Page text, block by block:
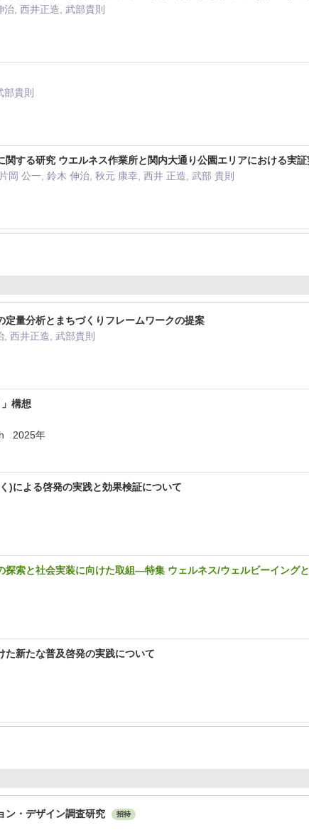
, 西井正造, 武部貴則
貴則
する研究 ウエルネス作業所と関内大通り公園エリアにおける実証
公一, 鈴木 伸治, 秋元 康幸, 西井 正造, 武部 貴則
量分析とまちづくりフレームワークの提案
西井正造, 武部貴則
構想
2025年
)による啓発の実践と効果検証について
索と社会実装に向けた取組—特集 ウェルネス/ウェルビーイング
新たな普及啓発の実践について
ン・デザイン調査研究 招待